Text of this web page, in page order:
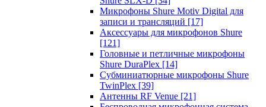
Микрофоны Shure Motiv Digital для
записи и трансляций [17]
Аксессуары для микрофонов Shure
[121]
Головные и петличные микрофоны
Shure DuraPlex [14]
Субминиатюрные микрофоны Shure
TwinPlex [39]
Антенны RF Venue [21]